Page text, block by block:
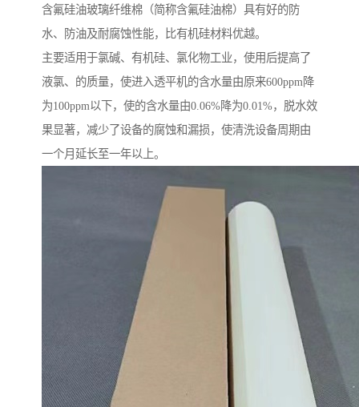
含氟硅油玻璃纤维棉（简称含氟硅油棉）具有好的防
水、防油及耐腐蚀性能，比有机硅材料优越。
主要适用于氯碱、有机硅、氯化物工业，使用后提高了
液氯、的质量，使进入透平机的含水量由原来600ppm降
为100ppm以下，使的含水量由0.06%降为0.01%，脱水效
果显著，减少了设备的腐蚀和漏损，使清洗设备周期由
一个月延长至一年以上。